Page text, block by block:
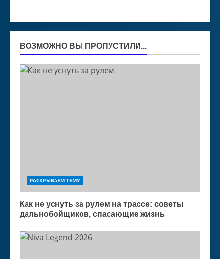
ВОЗМОЖНО ВЫ ПРОПУСТИЛИ...
РАСКРЫВАЕМ ТЕМУ
Как не уснуть за рулем на трассе: советы
дальнобойщиков, спасающие жизнь